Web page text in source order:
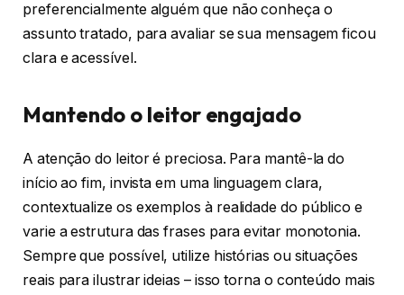
preferencialmente alguém que não conheça o
assunto tratado, para avaliar se sua mensagem ficou
clara e acessível.
Mantendo o leitor engajado
A atenção do leitor é preciosa. Para mantê-la do
início ao fim, invista em uma linguagem clara,
contextualize os exemplos à realidade do público e
varie a estrutura das frases para evitar monotonia.
Sempre que possível, utilize histórias ou situações
reais para ilustrar ideias – isso torna o conteúdo mais